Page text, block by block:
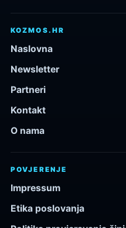
KOZMOS.HR
Naslovna
Newsletter
Partneri
Kontakt
O nama
POVJERENJE
Impressum
Etika poslovanja